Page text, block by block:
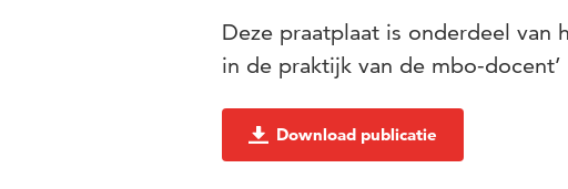
Deze praatplaat is onderdeel van
in de praktijk van de mbo-docent’
Download publicatie